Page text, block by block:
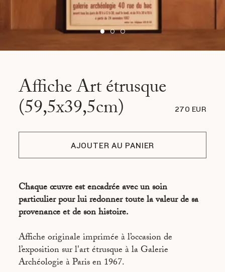
Affiche Art étrusque
(59,5x39,5cm) 270 EUR
AJOUTER AU PANIER
Chaque œuvre est encadrée avec un soin
particulier pour lui redonner toute la valeur de sa
provenance et de son histoire.
Affiche originale imprimée à l’occasion de
l’exposition sur l'art étrusque à la Galerie
Archéologie à Paris en 1967.